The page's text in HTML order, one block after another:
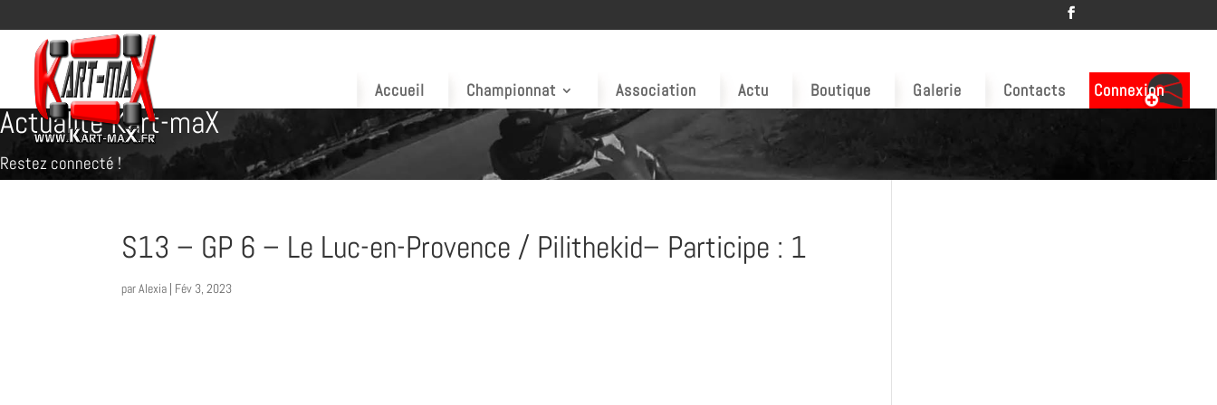
Accueil Championnat Association Actu Boutique Galerie Contacts Connexion
Actualité Kart-maX
Restez connecté !
S13 – GP 6 – Le Luc-en-Provence / Pilithekid– Participe : 1
parAlexia | Fév 3, 2023